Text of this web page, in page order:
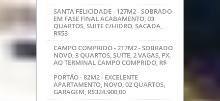
SANTA FELICIDADE - 127M2 - SOBRADO
EM FASE FINAL ACABAMENTO, 03
QUARTOS, SUITE C/HIDRO, SACADA,
R$53
CAMPO COMPRIDO - 217M2 - SOBRADO
NOVO, 3 QUARTOS, SUITE, 2 VAGAS, PX.
AO TERMINAL CAMPO COMPRIDO, R$
PORTÃO - 82M2 - EXCELENTE
APARTAMENTO, NOVO, 02 QUARTOS,
GARAGEM, R$324.900,00